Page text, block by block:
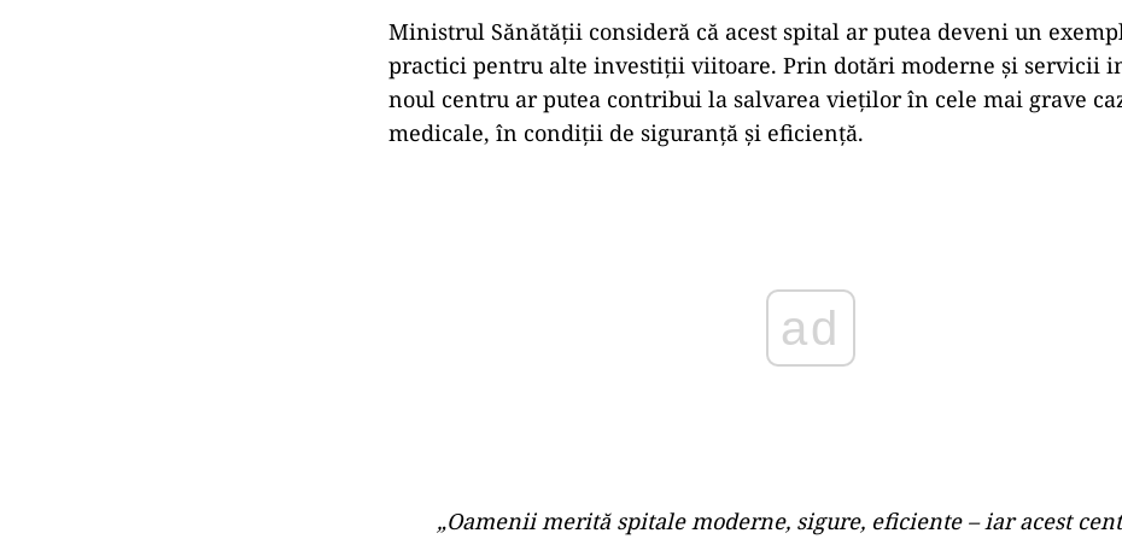
Ministrul Sănătății consideră că acest spital ar putea deveni un
practici pentru alte investiții viitoare. Prin dotări moderne și servicii
noul centru ar putea contribui la salvarea vieților în cele mai grave
medicale, în condiții de siguranță și eficiență.
ad
„Oamenii merită spitale moderne, sigure, eficiente – iar acest